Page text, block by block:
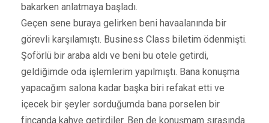
bakarken anlatmaya başladı.
Geçen sene buraya gelirken beni havaalanında bir
görevli karşılamıştı. Business Class biletim ödenmişti.
Şoförlü bir araba aldı ve beni bu otele getirdi,
geldiğimde oda işlemlerim yapılmıştı. Bana konuşma
yapacağım salona kadar başka biri refakat etti ve
içecek bir şeyler sorduğumda bana porselen bir
fincanda kahve getirdiler. Ben de konuşmam sırasında